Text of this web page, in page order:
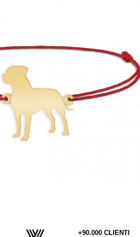
+90.000 CLIENTI